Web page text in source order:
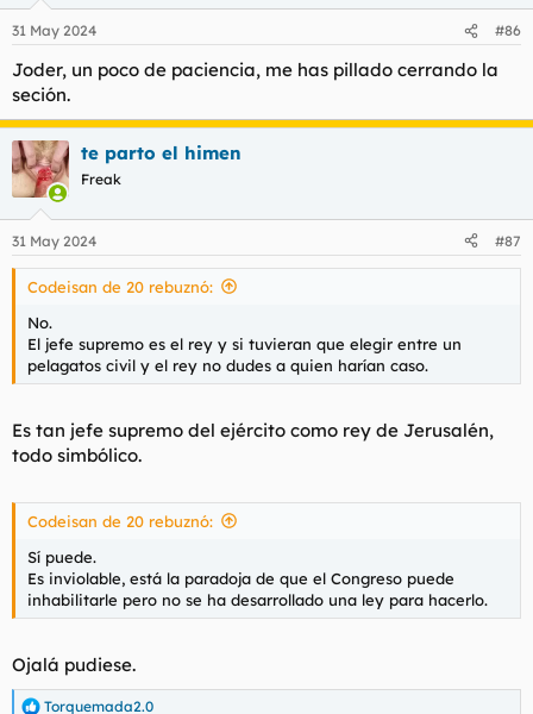
e
:
31 May 2024 #86
Joder, un poco de paciencia, me has pillado cerrando la
seción.
te parto el himen
Freak
31 May 2024 #87
Codeisan de 20 rebuznó:
No.
El jefe supremo es el rey y si tuvieran que elegir entre un
pelagatos civil y el rey no dudes a quien harían caso.
Es tan jefe supremo del ejército como rey de Jerusalén,
todo simbólico.
Codeisan de 20 rebuznó:
Sí puede.
Es inviolable, está la paradoja de que el Congreso puede
inhabilitarle pero no se ha desarrollado una ley para hacerlo.
Ojalá pudiese.
Torquemada2.0